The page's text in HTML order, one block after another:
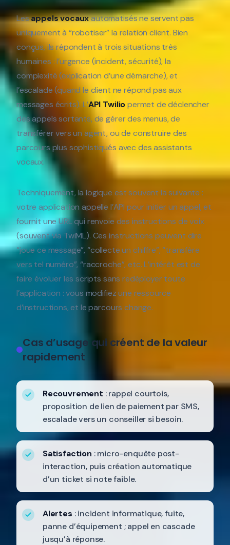
Lesappels vocauxautomatisés ne servent pas
uniquement à “robotiser” la relation client. Bien
conçus, ils répondent à trois situations très
humaines : l’urgence (incident, sécurité), la
complexité (explication d’une démarche), et
l’escalade (quand le client ne répond pas aux
messages écrits). L’API Twiliopermet de déclencher
des appels sortants, de gérer des menus, de
transférer vers un agent, ou de construire des
parcours plus sophistiqués avec des assistants
vocaux.
Techniquement, la logique est souvent la suivante :
votre application appelle l’API pour initier un appel, et
fournit une URL qui renvoie des instructions de voix
(souvent via TwiML). Ces instructions peuvent dire
“joue ce message”, “collecte un chiffre”, “transfère
vers tel numéro”, “raccroche”, etc. L’intérêt est de
faire évoluer les scripts sans redéployer toute
l’application : vous modifiez une ressource
d’instructions, et le parcours change.
Cas d’usage qui créent de la valeur
rapidement
Recouvrement : rappel courtois,
proposition de lien de paiement par SMS,
escalade vers un conseiller si besoin.
Satisfaction : micro-enquête post-
interaction, puis création automatique
d’un ticket si note faible.
Alertes : incident informatique, fuite,
panne d’équipement ; appel en cascade
jusqu’à réponse.